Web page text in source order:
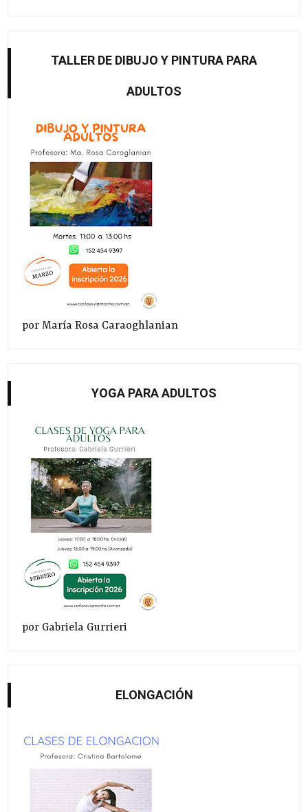
TALLER DE DIBUJO Y PINTURA PARA
ADULTOS
por María Rosa Caraoghlanian
YOGA PARA ADULTOS
por Gabriela Gurrieri
ELONGACIÓN